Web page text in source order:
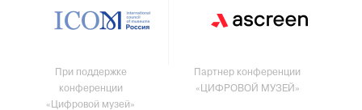
При поддержке
конференции
«Цифровой музей»
Партнер конференции
«ЦИФРОВОЙ МУЗЕЙ»